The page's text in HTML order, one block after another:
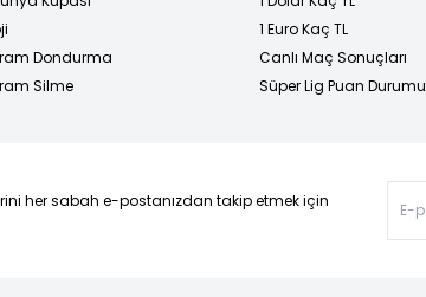
Dondurma
Silme
1 Euro Kaç TL
Canlı Maç Sonuçları
Süper Lig Puan Durumu
her sabah e-postanızdan takip etmek için